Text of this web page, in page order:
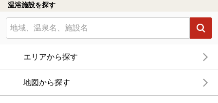
温浴施設を探す
エリアから探す
地図から探す